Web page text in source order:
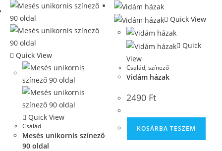
Quick View
Quick View
Család
Mesés unikornis színező
90 oldal
Quick View
Quick
View
Család,színező
Vidám házak
2490 Ft
KOSÁRBA TESZEM